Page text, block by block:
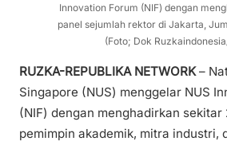
Innovation Forum (NIF) dengan
panel sejumlah rektor di Jakarta,
(Foto; Dok
RUZKA-REPUBLIKA NETWORK–
Singapore (NUS) menggelar NUS
(NIF) dengan menghadirkan sekitar
pemimpin akademik, mitra industri,